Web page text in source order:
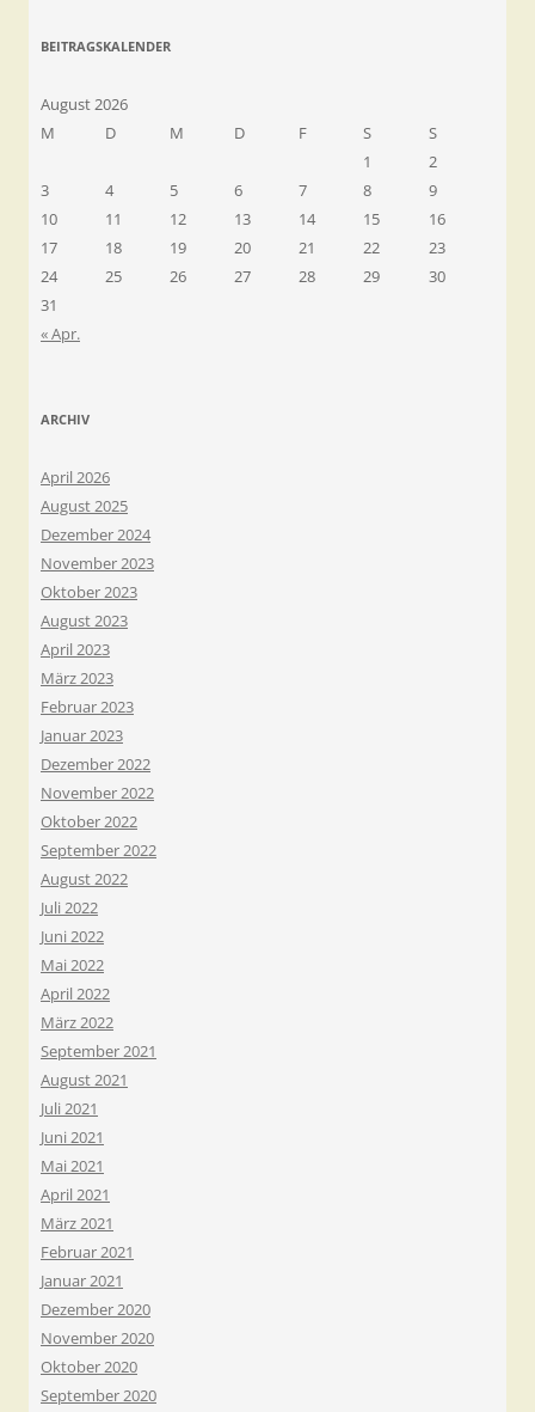
BEITRAGSKALENDER
August 2026
M
D M D F S
S
1
2
3
4 5 6 7 8
9
10
11 12 13 14 15
16
17
18 19 20 21 22
23
24
25 26 27 28 29
30
31
« Apr.
ARCHIV
April 2026
August 2025
Dezember 2024
November 2023
Oktober 2023
August 2023
April 2023
März 2023
Februar 2023
Januar 2023
Dezember 2022
November 2022
Oktober 2022
September 2022
August 2022
Juli 2022
Juni 2022
Mai 2022
April 2022
März 2022
September 2021
August 2021
Juli 2021
Juni 2021
Mai 2021
April 2021
März 2021
Februar 2021
Januar 2021
Dezember 2020
November 2020
Oktober 2020
September 2020